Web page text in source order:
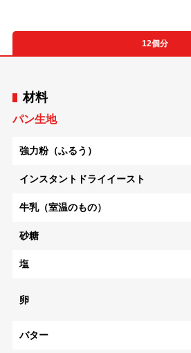
12個分
材料
パン生地
強力粉（ふるう）
インスタントドライイースト
牛乳（室温のもの）
砂糖
塩
卵
バター